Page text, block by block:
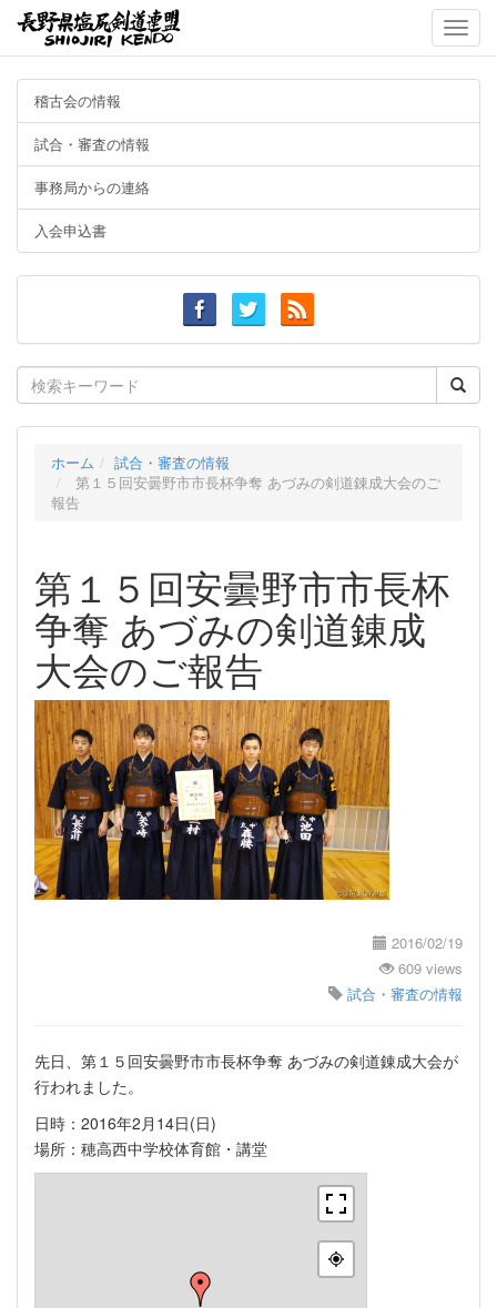
Toggle
稽古会の情報
試合・審査の情報
事務局からの連絡
入会申込書
Search
for:
ホーム
試合・審査の情報
第１５回安曇野市市長杯争奪 あづみの剣道錬成大会のご
報告
第１５回安曇野市市長杯
争奪 あづみの剣道錬成
大会のご報告
2016/02/19
609 views
試合・審査の情報
先日、第１５回安曇野市市長杯争奪 あづみの剣道錬成大会が
行われました。
日時：2016年2月14日(日)
場所：穂高西中学校体育館・講堂